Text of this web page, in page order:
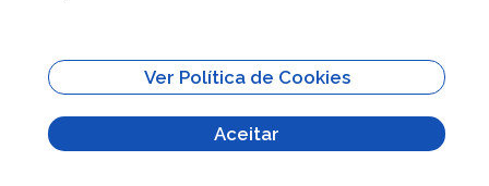
ADMINISTRAÇÃO
Todo o conteúdo deste site está publicado sob a licençaCreative Commons
Ver Política de Cookies
Aceitar